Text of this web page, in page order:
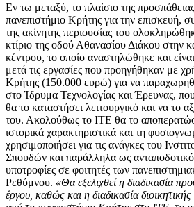
Εν τω μεταξύ, το πλαίσιο της
πανεπιστήμιο Κρήτης για την επισκευή,
της ακίνητης περιουσίας του
κτίριο της οδού Αθανασίου Διάκου στην
κέντρου, το οποίο αναστηλώθηκε και
μετά τις εργασίες που προηγήθηκαν με
Κρήτης (150.000 ευρώ) για να
στο Ίδρυμα Τεχνολογίας και Έρευνας,
θα το καταστήσει λειτουργικό και να το
του. Ακολούθως το ΙΤΕ θα το
ιστορικά χαρακτηριστικά και τη
χρησιμοποιήσει για τις ανάγκες του
Σπουδών και παράλληλα ως ανταποδοτικό
υποτροφίες σε φοιτητές των
Ρεθύμνου. «Θα εξελιχθεί η διαδικασία
έργου, καθώς και η διαδικασία